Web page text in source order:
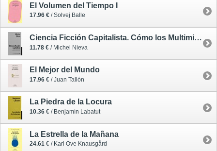
El Volumen del Tiempo I
17.96 € / Solvej Balle
Ciencia Ficción Capitalista. Cómo los Multimillonarios nos Salvarán del Fin del Mundo
11.78 € / Michel Nieva
El Mejor del Mundo
17.96 € / Juan Tallón
La Piedra de la Locura
10.36 € / Benjamín Labatut
La Estrella de la Mañana
24.61 € / Karl Ove Knausgård